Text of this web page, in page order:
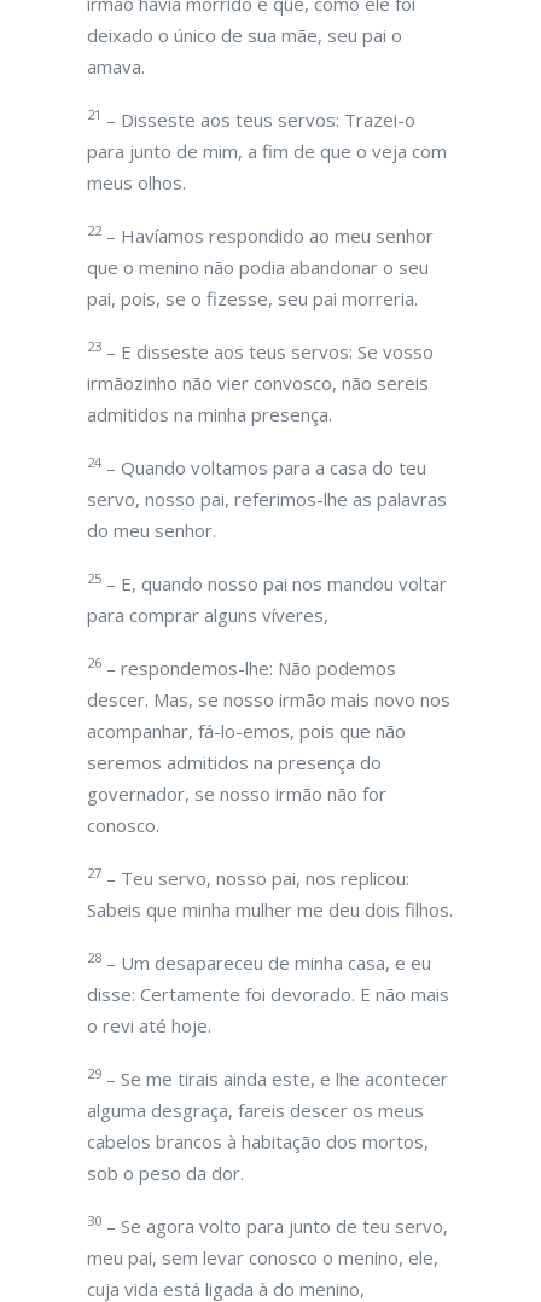
deixado o único de sua mãe, seu pai o
amava.
21 – Disseste aos teus servos: Trazei-o
para junto de mim, a fim de que o veja com
meus olhos.
22– Havíamos respondido ao meu senhor
que o menino não podia abandonar o seu
pai, pois, se o fizesse, seu pai morreria.
23 – E disseste aos teus servos: Se vosso
irmãozinho não vier convosco, não sereis
admitidos na minha presença.
24 – Quando voltamos para a casa do teu
servo, nosso pai, referimos-lhe as palavras
do meu senhor.
25 – E, quando nosso pai nos mandou voltar
para comprar alguns víveres,
26 – respondemos-lhe: Não podemos
descer. Mas, se nosso irmão mais novo nos
acompanhar, fá-lo-emos, pois que não
seremos admitidos na presença do
governador, se nosso irmão não for
conosco.
27 – Teu servo, nosso pai, nos replicou:
Sabeis que minha mulher me deu dois filhos.
28 – Um desapareceu de minha casa, e eu
disse: Certamente foi devorado. E não mais
o revi até hoje.
29 – Se me tirais ainda este, e lhe acontecer
alguma desgraça, fareis descer os meus
cabelos brancos à habitação dos mortos,
sob o peso da dor.
30 – Se agora volto para junto de teu servo,
meu pai, sem levar conosco o menino, ele,
cuja vida está ligada à do menino,